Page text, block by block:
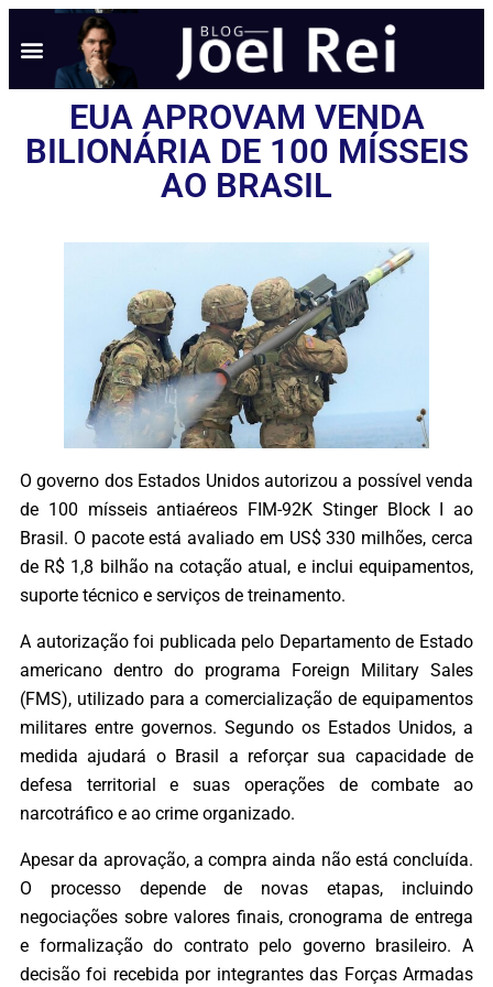
EUA APROVAM VENDA
BILIONÁRIA DE 100 MÍSSEIS
AO BRASIL
O governo dos Estados Unidos autorizou a possível venda
de 100 mísseis antiaéreos FIM-92K Stinger Block I ao
Brasil. O pacote está avaliado em US$ 330 milhões, cerca
de R$ 1,8 bilhão na cotação atual, e inclui equipamentos,
suporte técnico e serviços de treinamento.
A autorização foi publicada pelo Departamento de Estado
americano dentro do programa Foreign Military Sales
(FMS), utilizado para a comercialização de equipamentos
militares entre governos. Segundo os Estados Unidos, a
medida ajudará o Brasil a reforçar sua capacidade de
defesa territorial e suas operações de combate ao
narcotráfico e ao crime organizado.
Apesar da aprovação, a compra ainda não está concluída.
O processo depende de novas etapas, incluindo
negociações sobre valores finais, cronograma de entrega
e formalização do contrato pelo governo brasileiro. A
decisão foi recebida por integrantes das Forças Armadas